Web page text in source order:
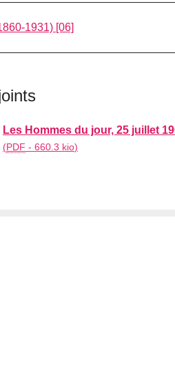
1931) [06]
Les Hommes du jour, 25 juillet
(PDF - 660.3 kio)